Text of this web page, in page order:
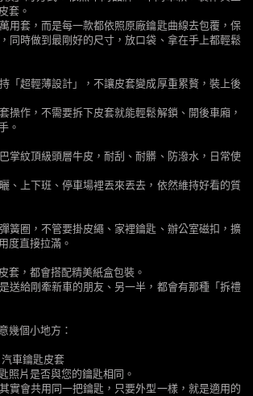
套。
用套，而是每一款都依照原廠鑰匙曲線去包覆，保
同時做到最剛好的尺寸，放口袋、拿在手上都輕鬆
「超輕薄設計」，不讓皮套變成厚重累贅，裝上後
操作，不需要拆下皮套就能輕鬆解鎖、開後車廂，
。
掌紋頂級頭層牛皮，耐刮、耐髒、防潑水，日常使
、上下班、停車場裡丟來丟去，依然維持好看的質
簧圈，不管要掛皮繩、家裡鑰匙、辦公室磁扣，擴
度直接拉滿。
套，都會搭配精美紙盒包裝。
送給剛牽新車的朋友、另一半，都會有那種「拆禮
幾個小地方：
車鑰匙皮套
照片是否與您的鑰匙相同。
實會共用同一把鑰匙，只要外型一樣，就是適用的